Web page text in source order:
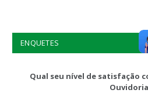
ENQUETES
Qual seu nível de satisfação